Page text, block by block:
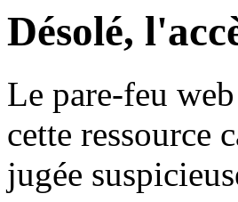
Désolé,
Le pare-feu
cette ressource
jugée